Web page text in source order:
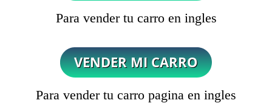
Para vender tu carro en ingles
Para vender tu carro pagina en ingles